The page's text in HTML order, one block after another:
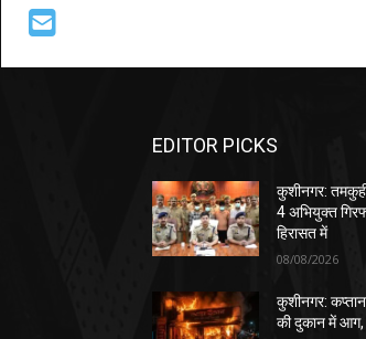
EDITOR PICKS
कुशीनगर:
4 अभियुक्त
हिरासत में
08/08/2026
कुशीनगर:
की दुकान में